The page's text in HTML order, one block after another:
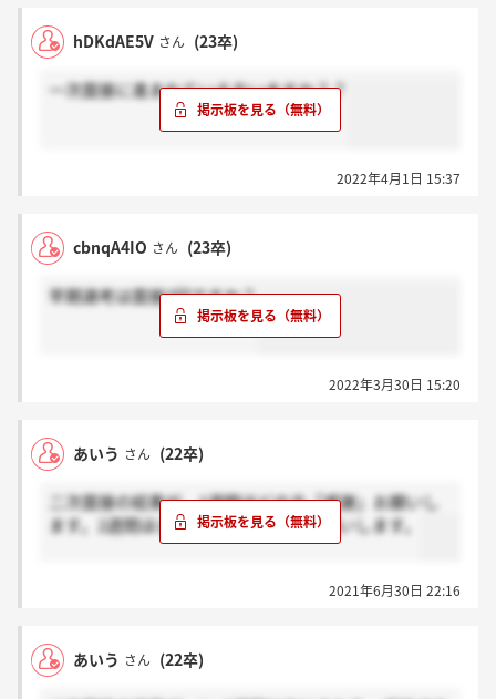
hDKdAE5V さん (23卒)
一次面接に進まれている方いますか？？
2022年4月1日 15:37
cbnqA4IO さん (23卒)
早期選考は面接2回ですか？
2022年3月30日 15:20
あいう さん (22卒)
二次面接の結果が、1週間ほどの方「感謝」お願いし
ます。2週間ほどの方「ホント？」お願いします。
2021年6月30日 22:16
あいう さん (22卒)